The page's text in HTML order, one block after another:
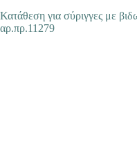
Κατάθεση για σύριγγες με
αρ.πρ.11279